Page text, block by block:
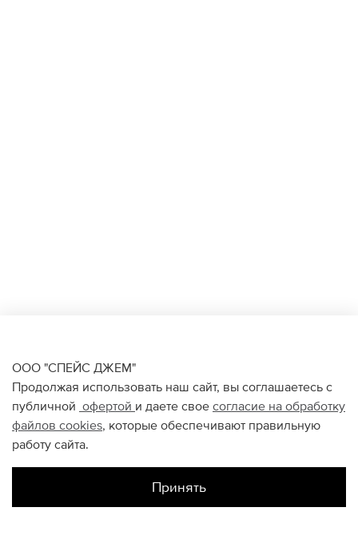
ООО "СПЕЙС ДЖЕМ"
Продолжая использовать наш сайт, вы соглашаетесь с
публичной офертой и даете свое согласие на обработку
файлов cookies, которые обеспечивают правильную
работу сайта.
Принять